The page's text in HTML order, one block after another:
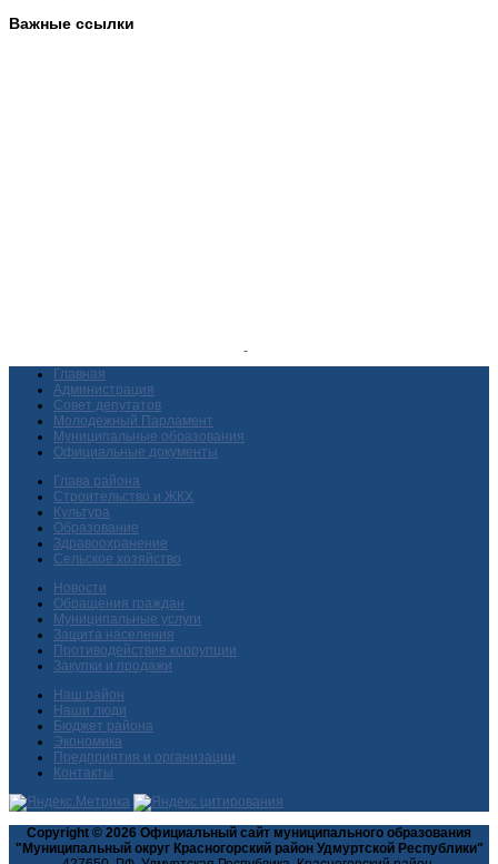
Важные ссылки
Главная
Администрация
Совет депутатов
Молодежный Парламент
Муниципальные образования
Официальные документы
Глава района
Строительство и ЖКХ
Культура
Образование
Здравоохранение
Сельское хозяйство
Новости
Обращения граждан
Муниципальные услуги
Защита населения
Противодействие коррупции
Закупки и продажи
Наш район
Наши люди
Бюджет района
Экономика
Предприятия и организации
Контакты
Copyright © 2026 Официальный сайт муниципального образования
"Муниципальный округ Красногорский район Удмуртской Республики"